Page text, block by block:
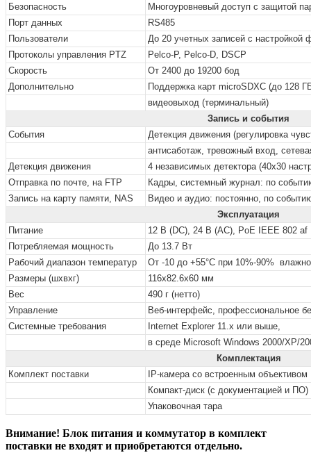
Безопасность
Многоуровневый доступ с защитой
Порт данных
RS485
Пользователи
До 20 учетных записей с настройкой
Протоколы управления PTZ
Pelco-P, Pelco-D, DSCP
Скорость
От 2400 до 19200 бод
Дополнительно
Поддержка карт microSDXC (до 128
видеовыход (терминальный)
Запись и события
События
Детекция движения (регулировка
антисаботаж, тревожный вход,
Детекция движения
4 независимых детектора (40х30
Отправка по почте, на FTP
Кадры, системный журнал: по
Запись на карту памяти, NAS
Видео и аудио: постоянно, по
Эксплуатация
Питание
12 В (DC), 24 В (AC), PoE IEEE 802 af
Потребляемая мощность
До 13.7 Вт
Рабочий диапазон температур
От -10 до +55°С при 10%-90%
Размеры (шхвхг)
116х82.6х60 мм
Вес
490 г (нетто)
Управление
Веб-интерфейс, профессиональное
Системные требования
Internet Explorer 11.x или выше,
в среде Microsoft Windows 2000/XP/
Комплектация
Комплект поставки
IP-камера со встроенным объективом
Компакт-диск (с документацией и ПО)
Упаковочная тара
Внимание! Блок питания и коммутатор в комплект
поставки не входят и приобретаются отдельно.